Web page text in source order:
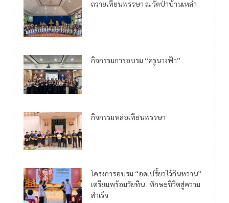
ถวายเทียนพรรษา ณ วัดป่าบ้านเหล่า
กิจกรรมการอบรม “ครูนางฟ้า”
กิจกรรมหล่อเทียนพรรษา
โครงการอบรม “อดเปรี้ยวไว้กินหวาน”
เตรียมพร้อมวัยทีน : ทักษะชีวิตสู่ความ
สำเร็จ